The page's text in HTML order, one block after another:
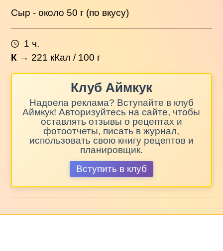
Сыр - около 50 г (по вкусу)
1 ч.
К → 221 кКал / 100 г
Клуб Аймкук
Надоела реклама? Вступайте в клуб
Аймкук! Авторизуйтесь на сайте, чтобы
оставлять отзывы о рецептах и
фотоотчеты, писать в журнал,
использовать свою книгу рецептов и
планировщик.
Вступить в клуб